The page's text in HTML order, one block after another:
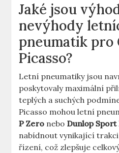
Jaké jsou
nevýhody
pneumatik pro
Picasso?
Letní pneumatiky jsou
poskytovaly maximální
teplých a suchých
Picasso mohou letní
P Zero neboDunlop Sport
nabídnout vynikající trakci
řízení, což zlepšuje